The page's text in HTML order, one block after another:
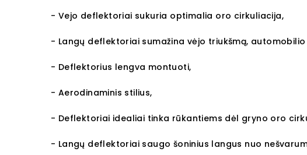
- Vejo deflektoriai sukuria optimalia oro cirkuliacija,
- Langų deflektoriai sumažina vėjo triukšmą,
- Deflektorius lengva montuoti,
- Aerodinaminis stilius,
- Deflektoriai idealiai tinka rūkantiems dėl gryno oro
- Langų deflektoriai saugo šoninius langus nuo